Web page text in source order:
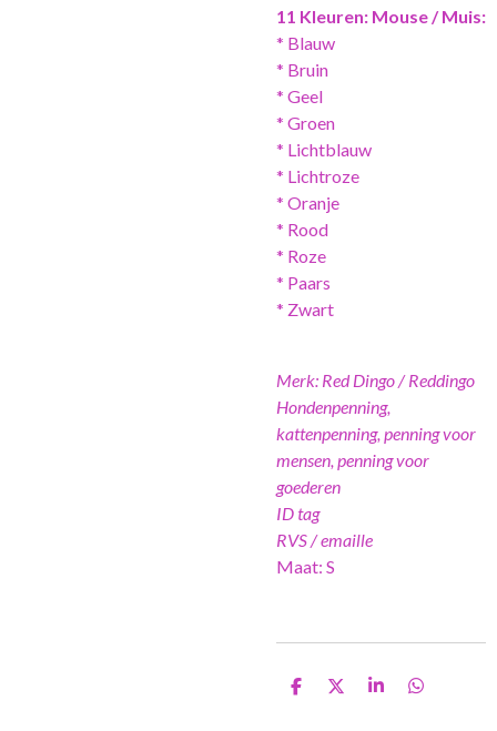
11 Kleuren: Mouse / Muis:
* Blauw
* Bruin
* Geel
* Groen
* Lichtblauw
* Lichtroze
* Oranje
* Rood
* Roze
* Paars
* Zwart
Merk: Red Dingo / Reddingo
Hondenpenning,
kattenpenning, penning voor
mensen, penning voor
goederen
ID tag
RVS / emaille
Maat: S
D
D
S
D